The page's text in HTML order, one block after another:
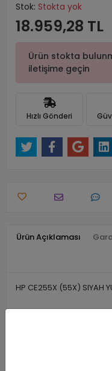
Stok: Stokta yok
18.959,28 TL
Ürün stokta
iletişime geçin
Hızlı Gönderi
Ürün Açıklaması
HP CE255X (55X) SIYAH